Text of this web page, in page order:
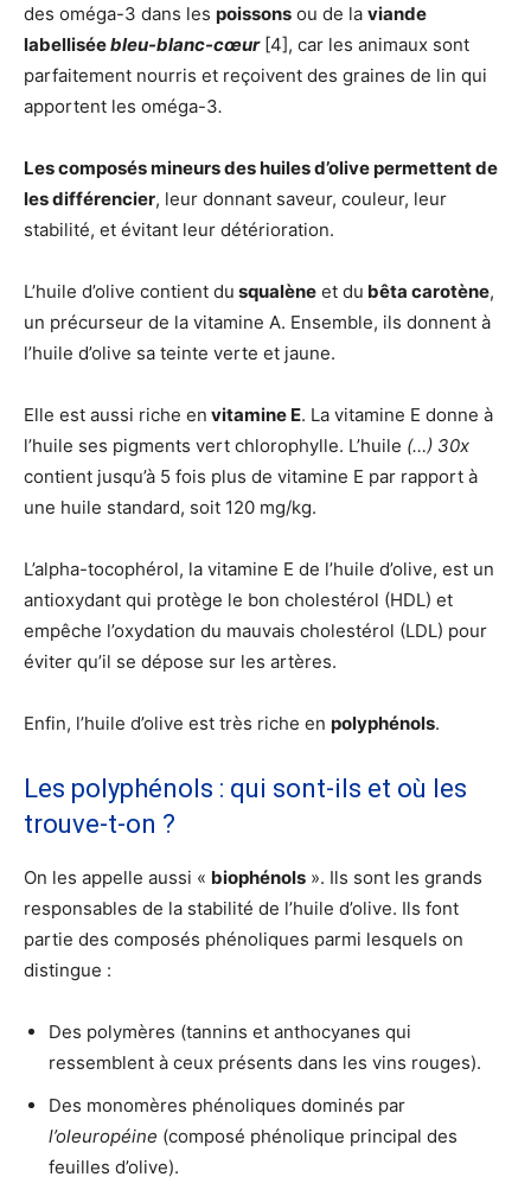
des oméga-3 dans les poissons ou de la viande
labelliséebleu-blanc-cœur[4], car les animaux sont
parfaitement nourris et reçoivent des graines de lin qui
apportent les oméga-3.
Les composés mineurs des huiles d’olive permettent de
les différencier, leur donnant saveur, couleur, leur
stabilité, et évitant leur détérioration.
L’huile d’olive contient du squalène et du bêta carotène,
un précurseur de la vitamine A. Ensemble, ils donnent à
l’huile d’olive sa teinte verte et jaune.
Elle est aussi riche en vitamine E. La vitamine E donne à
l’huile ses pigments vert chlorophylle. L’huile (…) 30x
contient jusqu’à 5 fois plus de vitamine E par rapport à
une huile standard, soit 120 mg/kg.
L’alpha-tocophérol, la vitamine E de l’huile d’olive, est un
antioxydant qui protège le bon cholestérol (HDL) et
empêche l’oxydation du mauvais cholestérol (LDL) pour
éviter qu’il se dépose sur les artères.
Enfin, l’huile d’olive est très riche en polyphénols.
Les polyphénols : qui sont-ils et où les
trouve-t-on ?
On les appelle aussi « biophénols ». Ils sont les grands
responsables de la stabilité de l’huile d’olive. Ils font
partie des composés phénoliques parmi lesquels on
distingue :
Des polymères (tannins et anthocyanes qui
ressemblent à ceux présents dans les vins rouges).
Des monomères phénoliques dominés par
l’oleuropéine (composé phénolique principal des
feuilles d’olive).